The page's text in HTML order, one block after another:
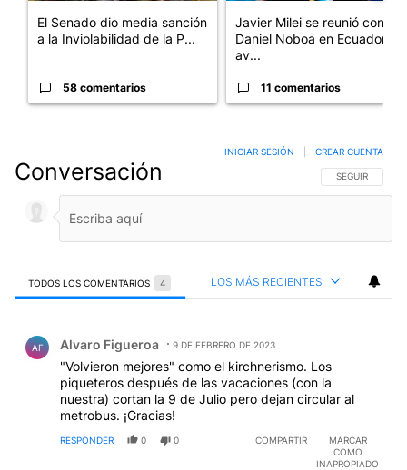
El Senado dio media sanción
a la Inviolabilidad de la P...
58 comentarios
Javier Milei se reunió con
Daniel Noboa en Ecuador y
av...
11 comentarios
Conversación SIGA ESTA
SEGUIR
INICIAR SESIÓN CREAR CUENTA
TODOS LOS COMENTARIOS 4 LOS MÁS RECIENTES
AF Alvaro Figueroa 9 DE FEBRERO DE 2023
"Volvieron mejores" como el kirchnerismo. Los
piqueteros después de las vacaciones (con la
nuestra) cortan la 9 de Julio pero dejan circular al
metrobus. ¡Gracias!
RESPONDER 0 0 COMPARTIR
MARCAR
COMO
INAPROPIADO